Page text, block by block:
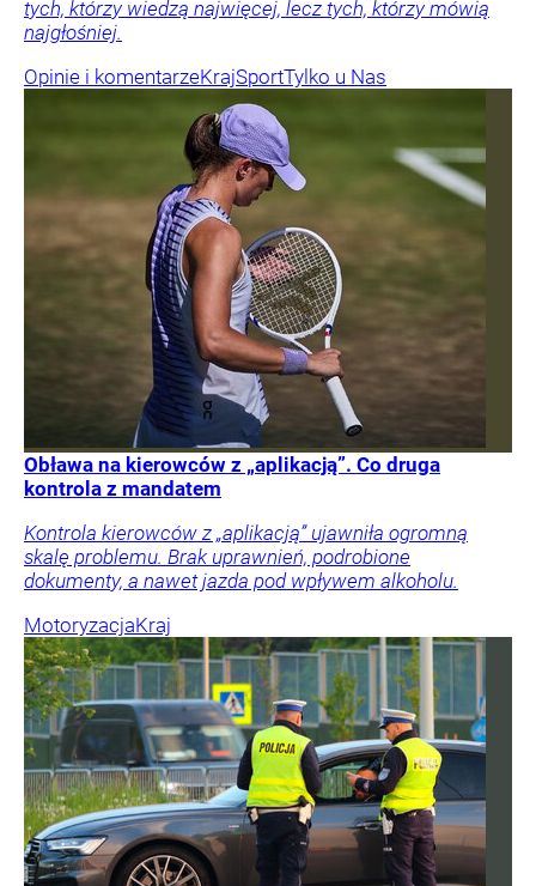
tych, którzy wiedzą najwięcej, lecz tych, którzy mówią
najgłośniej.
Opinie i komentarzeKrajSportTylko u Nas
Obława na kierowców z „aplikacją”. Co druga
kontrola z mandatem
Kontrola kierowców z „aplikacją” ujawniła ogromną
skalę problemu. Brak uprawnień, podrobione
dokumenty, a nawet jazda pod wpływem alkoholu.
MotoryzacjaKraj